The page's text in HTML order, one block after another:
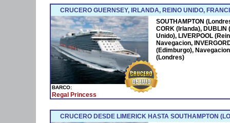
CRUCERO GUERNSEY, IRLANDA, REINO UNIDO,
BARCO:
Regal Princess
SOUTHAMPTON
CORK (Irlanda), DUBLIN
Unido), LIVERPOOL
Navegacion,
(Edimburgo),
(Londres)
CRUCERO DESDE LIMERICK HASTA SOUTHAMPTON